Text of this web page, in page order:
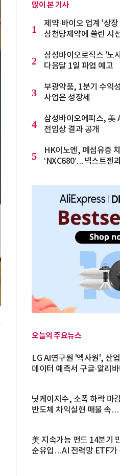
많이 본 기사
1
제약·바이오 업계 '상
삼천당제약에 쏠린 시
2
삼성바이오로직스 '노
다음달 1일 파업 예고
3
부광약품, 1분기 수익
사업은 성장세
4
삼성바이오에피스, 美
전임상 결과 공개
5
HK이노엔, 폐섬유증
‘NXC680’…넥스트젠
오늘의 주요뉴스
LG AI연구원 '엑사원', 산업
데이터 예측서 구글·알리
닛케이지수, 소폭 하락 마
반도체 차익실현 매물 속
美 지속가능 펀드 14분기
순유입…AI 전력망 ETF가